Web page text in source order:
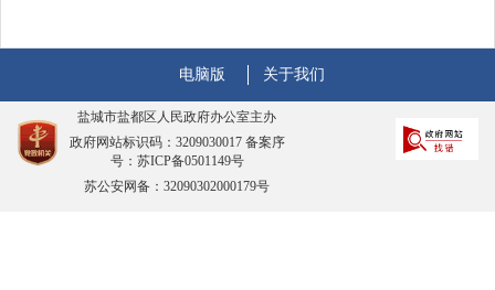
电脑版 关于我们
盐城市盐都区人民政府办公室主办
政府网站标识码：3209030017 备案序
号：苏ICP备0501149号
苏公安网备：32090302000179号